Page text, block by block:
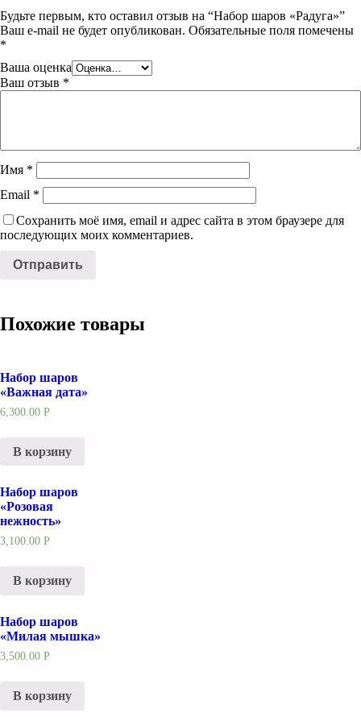
Будьте первым, кто оставил отзыв на “Набор шаров «Радуга»”
Ваш e-mail не будет опубликован. Обязательные поля помечены
*
Ваша оценка
Ваш отзыв *
Имя *
Email *
Сохранить моё имя, email и адрес сайта в этом браузере для
последующих моих комментариев.
Похожие товары
Набор шаров
«Важная дата»
6,300.00 Р
В корзину
Набор шаров
«Розовая
нежность»
3,100.00 Р
В корзину
Набор шаров
«Милая мышка»
3,500.00 Р
В корзину